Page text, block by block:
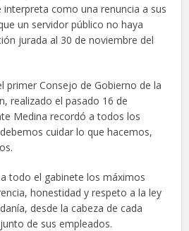
interpreta como una renuncia a sus
un servidor público no haya
jurada al 30 de noviembre del
primer Consejo de Gobierno de la
realizado el pasado 16 de
Medina recordó a todos los
cuidar lo que hacemos,
todo el gabinete los máximos
honestidad y respeto a la ley
desde la cabeza de cada
de sus empleados.